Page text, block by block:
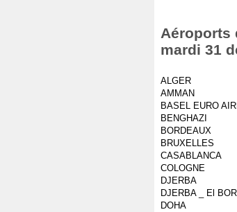
Aéroports
mardi 31
ALGER
AMMAN
BASEL EURO
BENGHAZI
BORDEAUX
BRUXELLES
CASABLANCA
COLOGNE
DJERBA
DJERBA _ El
DOHA